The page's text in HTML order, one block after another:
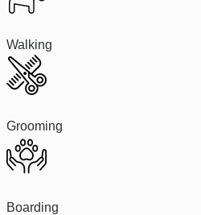
Walking
Grooming
Boarding